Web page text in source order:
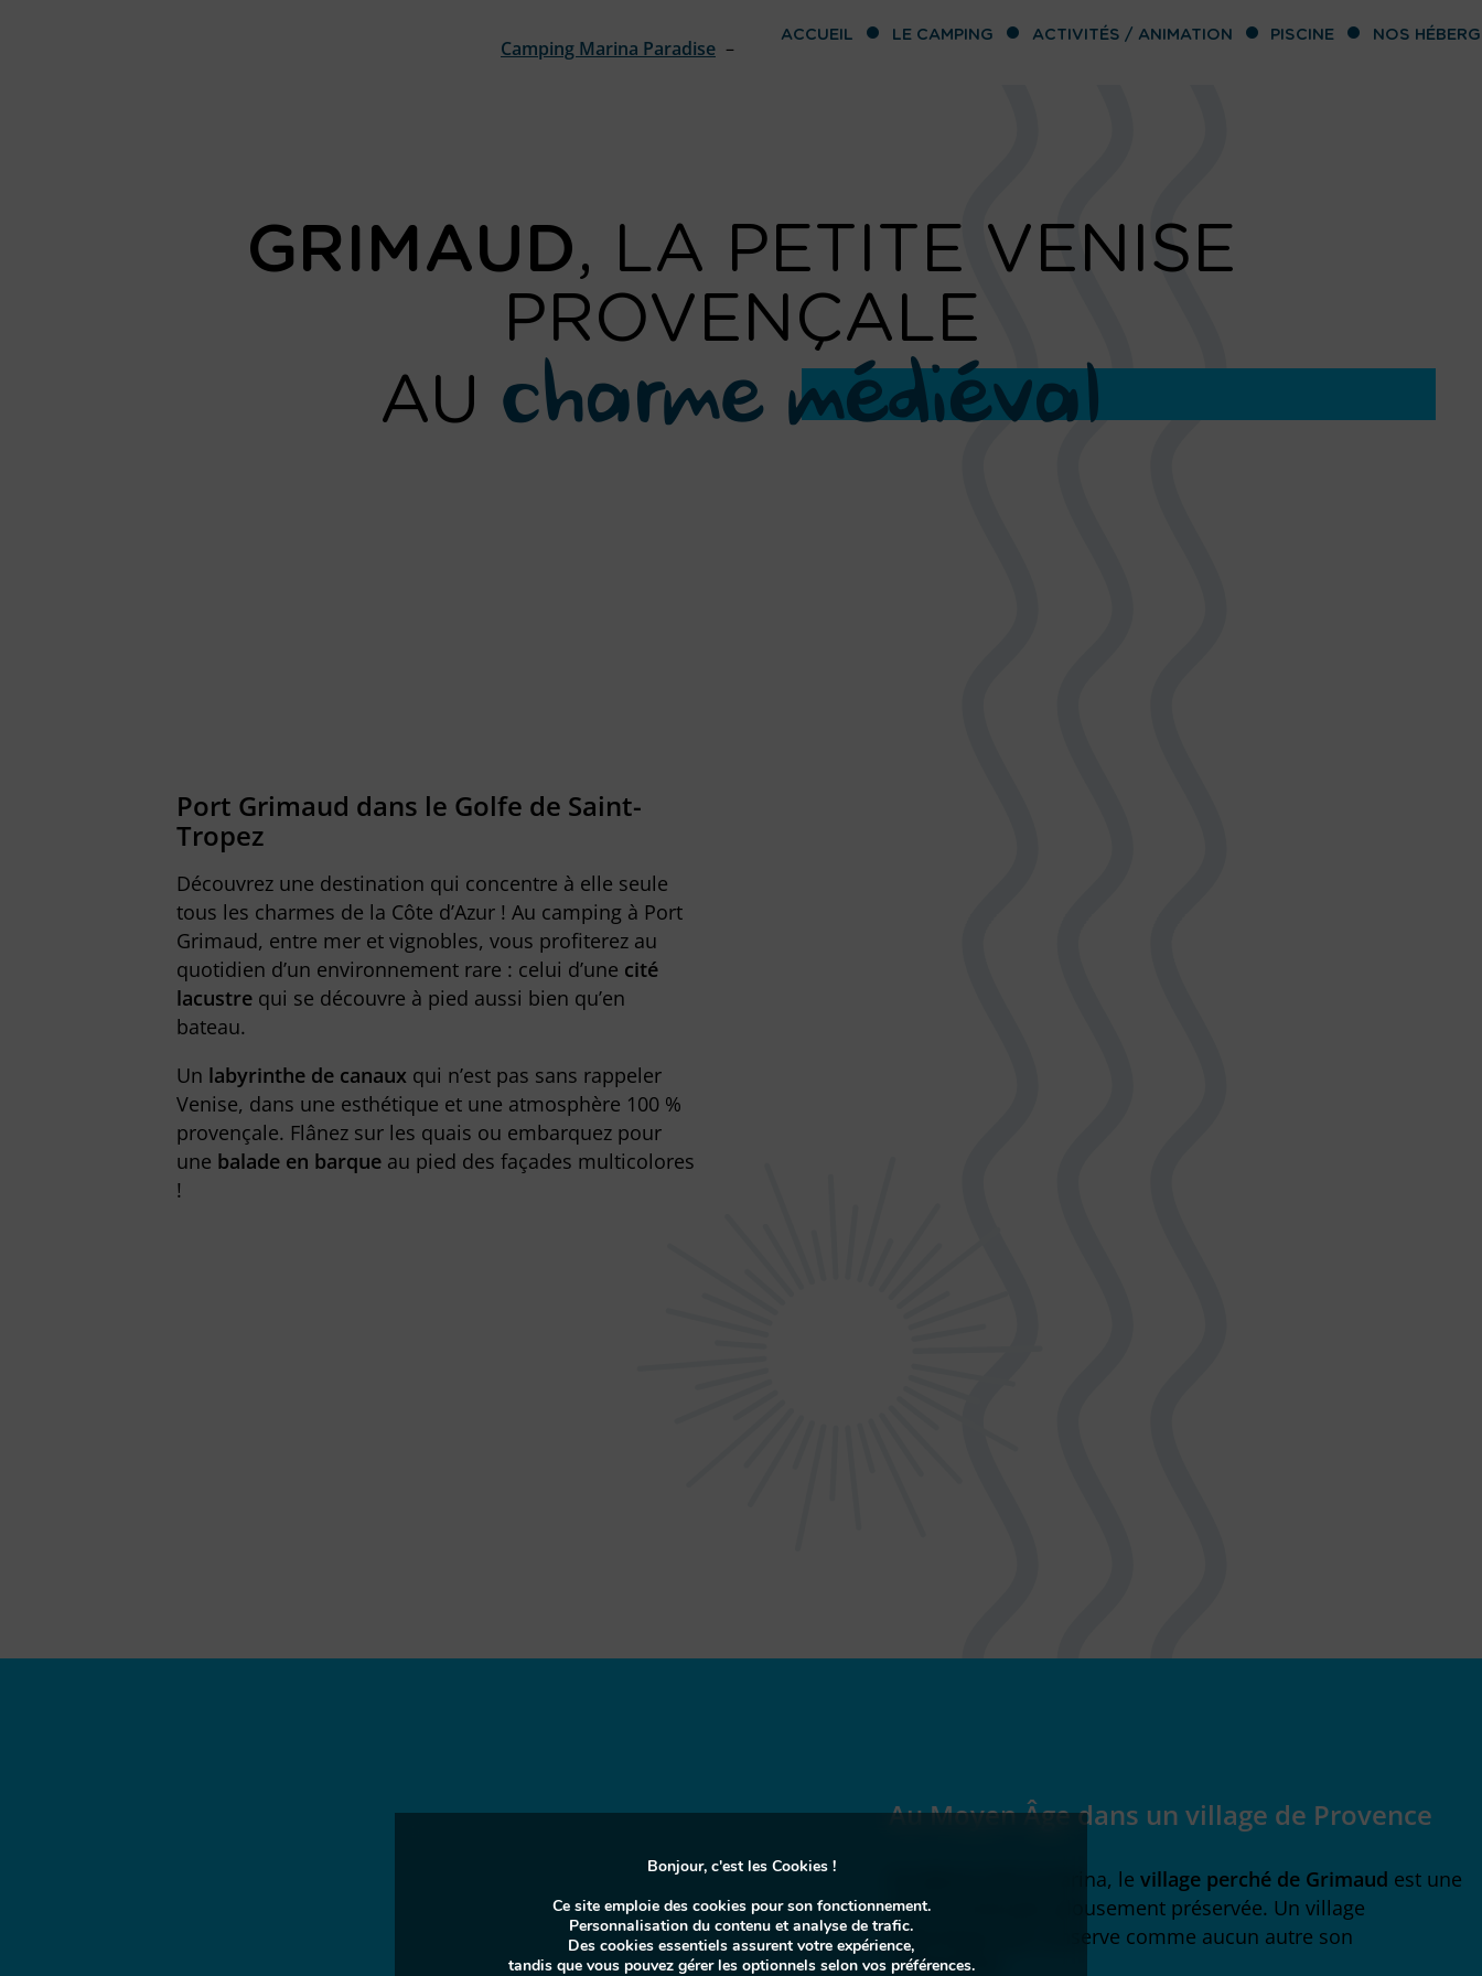
ACCUEIL LE CAMPING ACTIVITÉS / ANIMATION PISCINE NOS
Camping Marina Paradise
GRIMAUD, LA PETITE VENISE
PROVENÇALE
AU charme médiéval
Port Grimaud dans le Golfe de Saint-
Tropez
Découvrez une destination qui concentre à elle seule
tous les charmes de la Côte d’Azur ! Au camping à Port
Grimaud, entre mer et vignobles, vous profiterez au
quotidien d’un environnement rare : celui d’une cité
lacustre qui se découvre à pied aussi bien qu’en
bateau.
Un labyrinthe de canaux qui n’est pas sans rappeler
Venise, dans une esthétique et une atmosphère 100 %
provençale. Flânez sur les quais ou embarquez pour
une balade en barque au pied des façades multicolores
!
Au Moyen Âgedans un village de Provence
Au-dessus de la marina, levillage perché de Grimaud est une
perle provençale jalousement préservée. Un village
pittoresque qui conserve comme aucun autre son
authenticité.
Bonjour, c'est les Cookies !
Ce site emploie des cookies pour son fonctionnement.
Personnalisation du contenu et analyse de trafic.
Des cookies essentiels assurent votre expérience,
tandis que vous pouvez gérer les optionnels selon vos préférences.